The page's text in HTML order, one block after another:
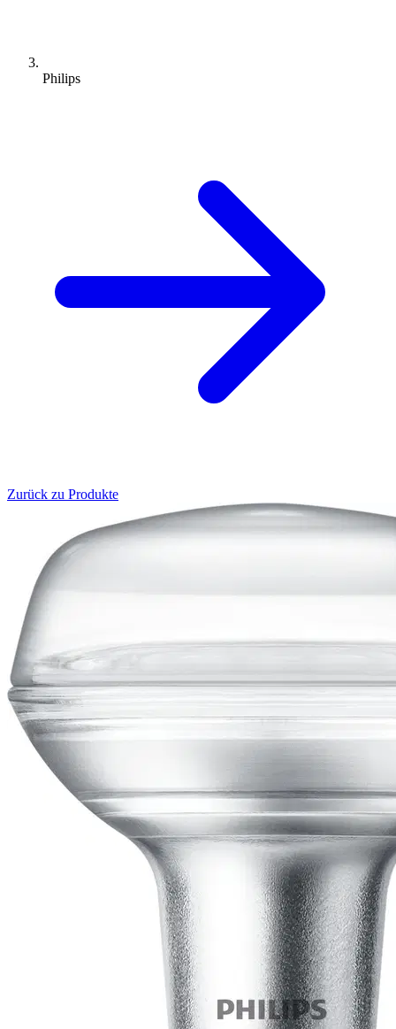
Philips
Zurück zu Produkte